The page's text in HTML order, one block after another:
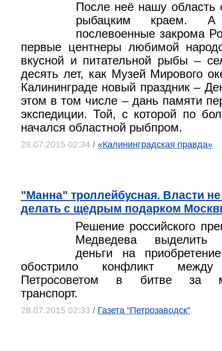
После неё нашу область
рыбацким краем.
послевоенные закрома
первые центнеры любимой
вкусной и питательной рыбы –
десять лет, как Музей Мирового
Калининграде новый праздник –
этом в том числе – дань памяти
экспедиции. Той, с которой по
начался областной рыбпром.
28.07.2015 02:34 / «Калининградская правда»
"Манна" троллейбусная. Власти не
делать с щедрым подарком
Решение российского
Медведева выделить
деньги на
обострило конфликт
Петросоветом в битве за
транспорт.
28.07.2015 02:33 / Газета "Петрозаводск"